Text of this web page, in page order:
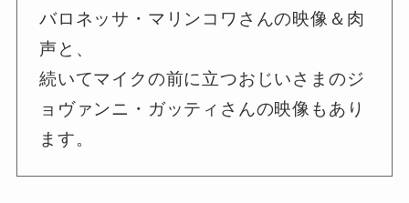
バロネッサ・マリンコワさんの映像＆肉
声と、
続いてマイクの前に立つおじいさまのジ
ョヴァンニ・ガッティさんの映像もあり
ます。